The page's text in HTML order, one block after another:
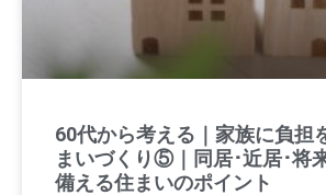
60代から考える｜家族に負担
まいづくり⑤｜同居･近居･将
備える住まいのポイント